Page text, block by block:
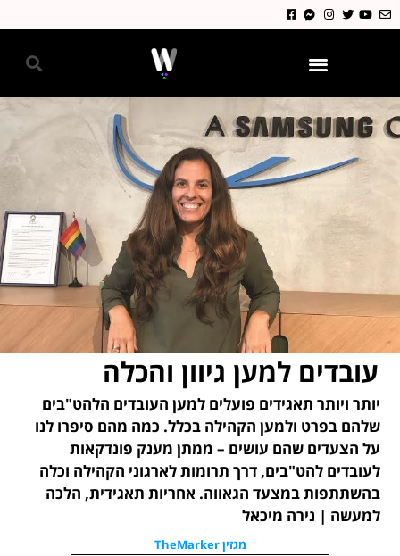
עובדים למען גיוון והכלה
יותר ויותר תאגידים פועלים למען העובדים הלהט"בים
שלהם בפרט ולמען הקהילה בכלל. כמה מהם סיפרו לנו
על הצעדים שהם עושים – ממתן מענק פונדקאות
לעובדים להט"בים, דרך תרומות לארגוני הקהילה וכלה
בהשתתפות במצעד הגאווה. אחריות תאגידית, הלכה
למעשה | נירה מיכאל
מגזין TheMarker